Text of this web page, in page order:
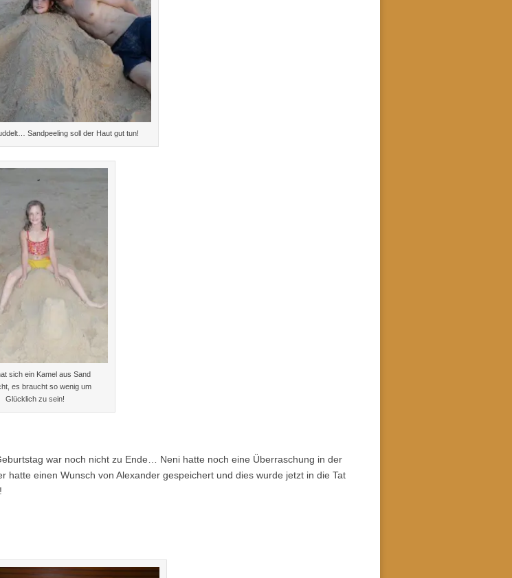
Sandpeeling soll der Haut gut tun!
sich ein Kamel aus Sand
es braucht so wenig um
Glücklich zu sein!
war noch nicht zu Ende… Neni hatte noch eine Überraschung in der
hatte einen Wunsch von Alexander gespeichert und dies wurde jetzt in die Tat